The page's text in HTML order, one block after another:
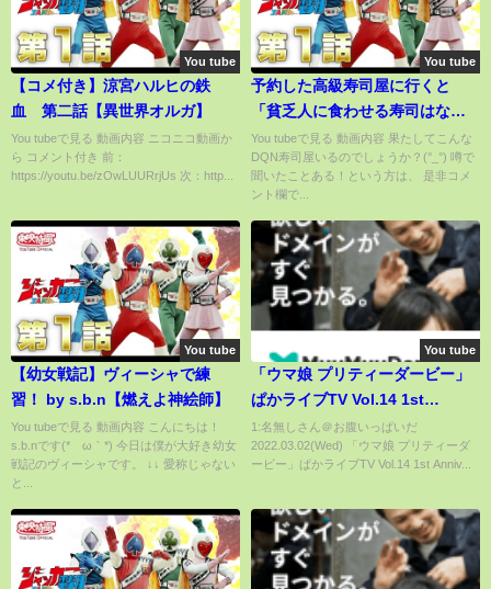
You tube
【コメ付き】涼宮ハルヒの鉄
血 第二話【異世界オルガ】
You tubeで見る 動画内容 ニコニコ動画か
ら コメント付き 前：
https://youtu.be/zOwLUURrjUs 次：http...
You tube
予約した高級寿司屋に行くと
「貧乏人に食わせる寿司はな
い、帰れw」とバカにされたの
で、〇〇の契約を終了した結果
w→俺たち兄弟に大将が土下座す
You tubeで見る 動画内容 果たしてこんな
DQN寿司屋いるのでしょうか？(°_°) 噂で
聞いたことある！という方は、 是非コメ
ント欄で...
You tube
【幼女戦記】ヴィーシャで練
習！ by s.b.n【燃えよ神絵師】
You tubeで見る 動画内容 こんにちは！
s.b.nです(*´ω｀*) 今日は僕が大好き幼女
戦記のヴィーシャです。 ↓↓ 愛称じゃない
と...
You tube
「ウマ娘 プリティーダービー」
ぱかライブTV Vol.14 1st
Anniversary Special！
1:名無しさん＠お腹いっぱいだ
2022.03.02(Wed) 「ウマ娘 プリティーダ
ービー」ぱかライブTV Vol.14 1st Anniv...